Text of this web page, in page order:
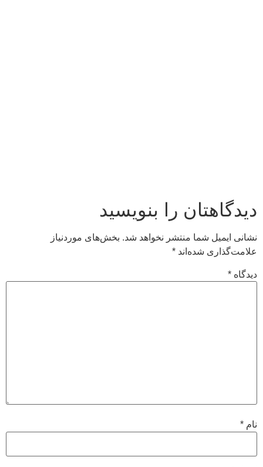
دیدگاهتان را بنویسید
نشانی ایمیل شما منتشر نخواهد شد. بخش‌های موردنیاز
علامت‌گذاری شده‌اند *
دیدگاه *
نام *